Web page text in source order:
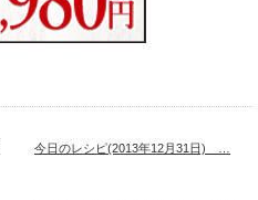
今日のレシピ(2013年12月31日) …